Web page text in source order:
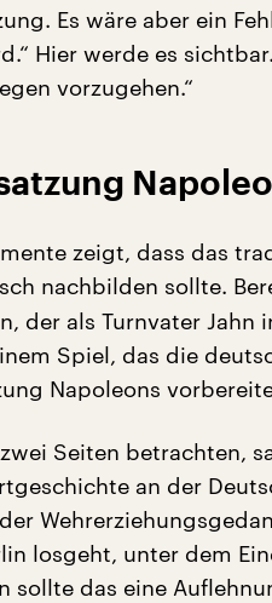
Es wäre aber ein
Hier werde es
vorzugehen.“
zeigt, dass das
nachbilden sollte.
der als Turnvater Jahn
Spiel, das die
Napoleons
Seiten betrachten,
an der
losgeht, unter dem
sollte das eine